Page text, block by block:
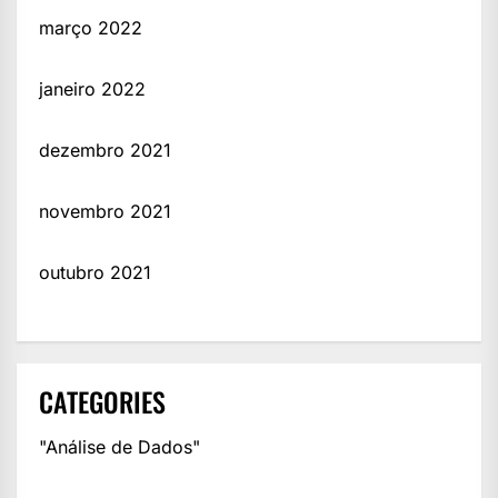
março 2022
janeiro 2022
dezembro 2021
novembro 2021
outubro 2021
CATEGORIES
"Análise de Dados"